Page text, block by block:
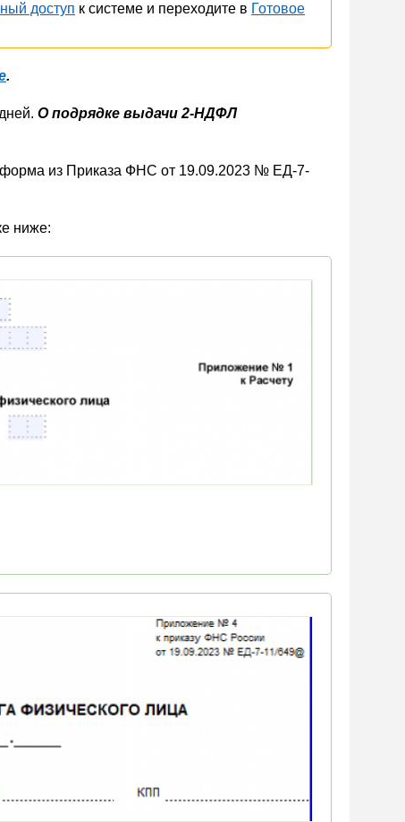
доступ к системе и переходите в Готовое
.
О подрядке выдачи 2-НДФЛ
форма из Приказа ФНС от 19.09.2023 № ЕД-7-
ниже: